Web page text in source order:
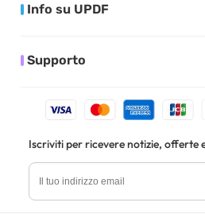
Info su UPDF
Supporto
Iscriviti per ricevere notizie, offerte